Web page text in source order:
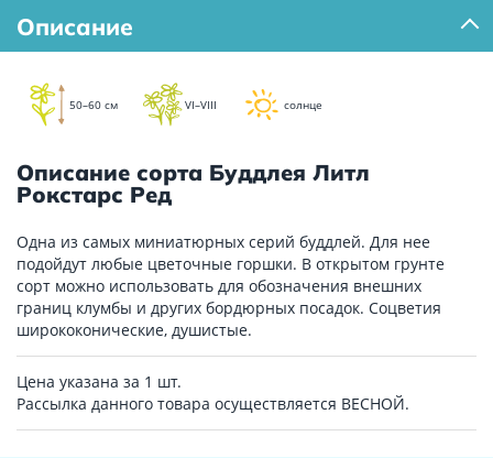
Описание
50–60 см VI–VIII солнце
Описание сорта Буддлея Литл
Рокстарс Ред
Одна из самых миниатюрных серий буддлей. Для нее
подойдут любые цветочные горшки. В открытом грунте
сорт можно использовать для обозначения внешних
границ клумбы и других бордюрных посадок. Соцветия
ширококонические, душистые.
Цена указана за 1 шт.
Рассылка данного товара осуществляется ВЕСНОЙ.